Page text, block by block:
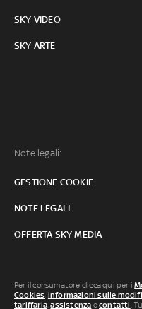
SKY VIDEO
SKY ARTE
Note legali:
GESTIONE COOKIE
NOTE LEGALI
OFFERTA SKY MEDIA
Per il consumatore clicca qui per i
Cookies, informazioni sulle
tariffaria,assistenza econtatti.